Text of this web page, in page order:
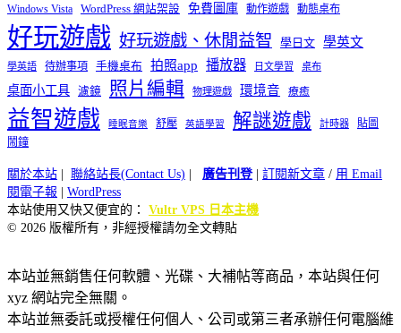
Windows Vista WordPress 網站架設 免費圖庫 動作遊戲 動態桌布
好玩遊戲 好玩遊戲、休閒益智 學日文 學英文
學英語 待辦事項 手機桌布 拍照app 播放器 日文學習 桌布
桌面小工具 濾鏡 照片編輯 物理遊戲 環境音 療癒
益智遊戲 睡眠音樂 舒壓 英語學習 解謎遊戲 計時器
貼圖
鬧鐘
關於本站 聯絡站長(Contact Us) 廣告刊登| 訂閱新文章 / 用 Email
閱電子報
WordPress
本站使用又快又便宜的： Vultr VPS 日本主機
© 2026 版權所有，非經授權請勿全文轉貼
本站並無銷售任何軟體、光碟、大補帖等商品，本站與任何
xyz 網站完全無關。
本站並無委託或授權任何個人、公司或第三者承辦任何電腦維